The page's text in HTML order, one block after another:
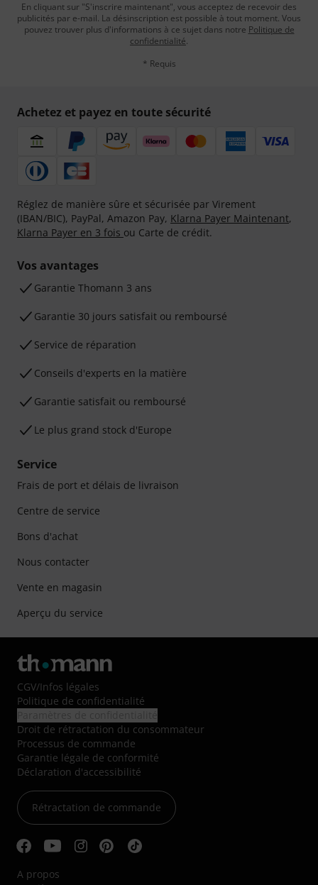
En cliquant sur "S'inscrire maintenant", vous acceptez de recevoir des
publicités par e-mail. La désinscription est possible à tout moment. Vous
pouvez trouver plus d'informations à ce sujet dans notre Politique de
confidentialité.
* Requis
Achetez et payez en toute sécurité
Réglez de manière sûre et sécurisée par Virement
(IBAN/BIC), PayPal, Amazon Pay, Klarna Payer Maintenant,
Klarna Payer en 3 fois ou Carte de crédit.
Vos avantages
Ga­ran­tie Thomann 3 ans
Garantie 30 jours satisfait ou remboursé
Service de réparation
Conseils d'experts en la matière
Garantie satisfait ou remboursé
Le plus grand stock d'Europe
Service
Frais de port et délais de livraison
Centre de service
Bons d'achat
Nous contacter
Vente en magasin
Aperçu du service
CGV/Infos légales
Politique de confidentialité
Droit de rétractation du consommateur
Processus de commande
Garantie légale de conformité
Déclaration d'accessibilité
Rétractation de commande
A propos